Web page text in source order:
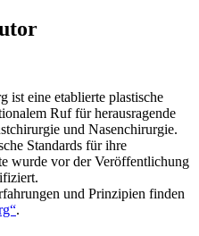
eine etablierte plastische
Ruf für herausragende
und Nasenchirurgie.
Standards für ihre
wurde vor der Veröffentlichung
und Prinzipien finden
.